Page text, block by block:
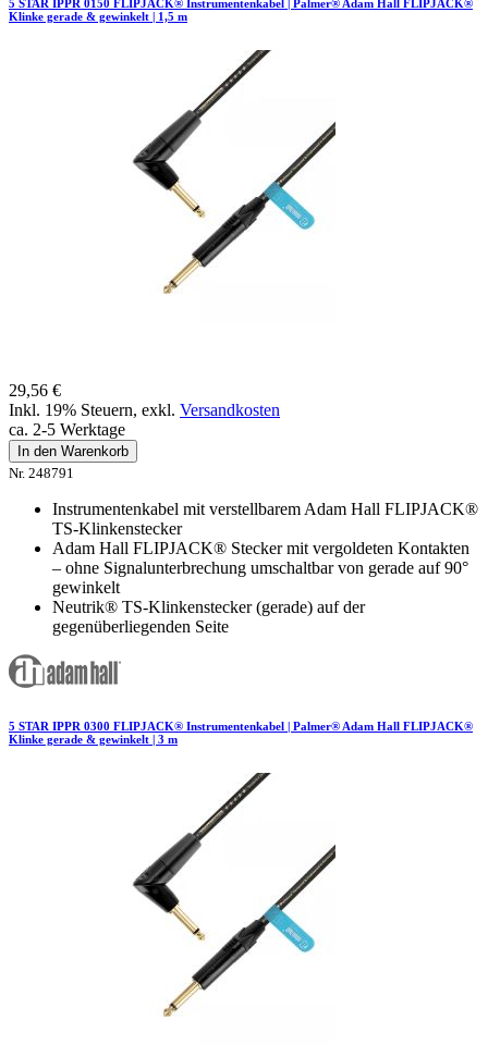
5 STAR IPPR 0150 FLIPJACK® Instrumentenkabel | Palmer® Adam Hall FLIPJACK®
Klinke gerade & gewinkelt | 1,5 m
29,56 €
Inkl. 19% Steuern, exkl. Versandkosten
ca. 2-5 Werktage
In den Warenkorb
Nr. 248791
Instrumentenkabel mit verstellbarem Adam Hall FLIPJACK®
TS-Klinkenstecker
Adam Hall FLIPJACK® Stecker mit vergoldeten Kontakten
– ohne Signalunterbrechung umschaltbar von gerade auf 90°
gewinkelt
Neutrik® TS-Klinkenstecker (gerade) auf der
gegenüberliegenden Seite
5 STAR IPPR 0300 FLIPJACK® Instrumentenkabel | Palmer® Adam Hall FLIPJACK®
Klinke gerade & gewinkelt | 3 m